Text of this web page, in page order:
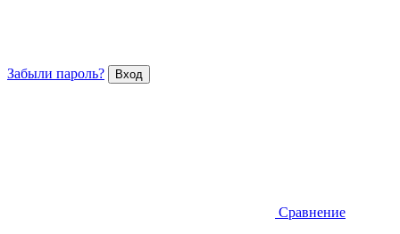
Забыли пароль?
Сравнение